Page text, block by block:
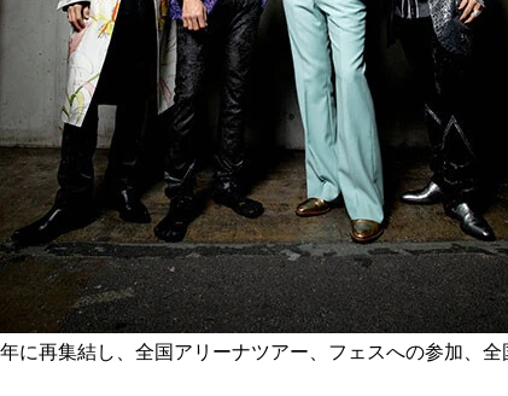
年に再集結し、全国アリーナツアー、フェスへの参加、